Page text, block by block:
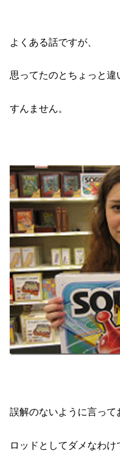
よくある話ですが、
思ってたのとちょっと違
すんません。
誤解のないように言って
ロッドとしてダメなわけ